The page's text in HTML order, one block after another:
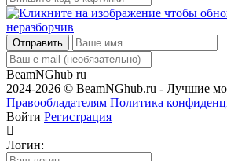
Отправить
BeamNGhub ru
2024-2026 © BeamNGhub.ru - Лучшие
Правообладателям Политика
Войти Регистрация
Логин: